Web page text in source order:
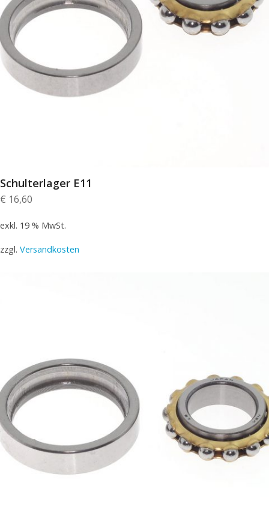
Schulterlager E11
€ 16,60
exkl. 19 % MwSt.
zzgl. Versandkosten